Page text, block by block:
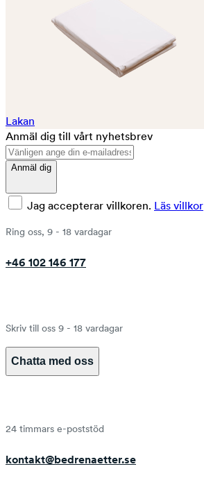
Lakan
Anmäl dig till vårt nyhetsbrev
Anmäl dig
Jag accepterar villkoren. Läs villkor
Ring oss, 9 - 18 vardagar
+46 102 146 177
Skriv till oss 9 - 18 vardagar
Chatta med oss
24 timmars e-poststöd
kontakt@bedrenaetter.se